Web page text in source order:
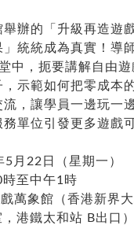
辦的「升級再造遊
」統統成為真實！導
中，扼要講解自由
，示範如何把零成本
，讓學員一邊玩一
單位引發更多遊戲可
5月22日（星期一）
至中午1時
萬象館（香港新界
港鐵太和站 B出口）